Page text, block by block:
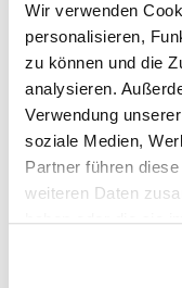
Wir verwenden
personalisieren,
zu können und die
analysieren.
Verwendung
soziale Medien,
Partner führen
weiteren Daten
haben oder die sie
Betriebskosten
signifikant.
sicherstellen,
nachhaltig
Geräte zahlt
Produktivität
und das Risiko